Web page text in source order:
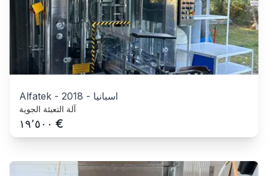
Alfatek - 2018 - اسبانيا
آلة التعبئة الجوية
١٩٬٥٠٠ €